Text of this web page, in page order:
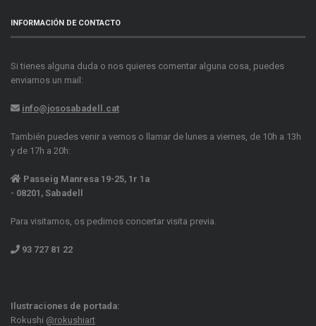
INFORMACIÓN DE CONTACTO
Si tienes alguna duda o nos quieres comentar alguna cosa, puedes
enviarnos un mail:
info@jososabadell.cat
También puedes venir a vernos o llamar de lunes a viernes, de 10h a 13h
y de 17h a 20h:
Passeig Manresa 19-25, 1r 1a
- 08201, Sabadell
Para visitarnos, os pedimos concertar visita previa.
93 727 81 22
Ilustraciones de portada:
Rokushi @rokushiart